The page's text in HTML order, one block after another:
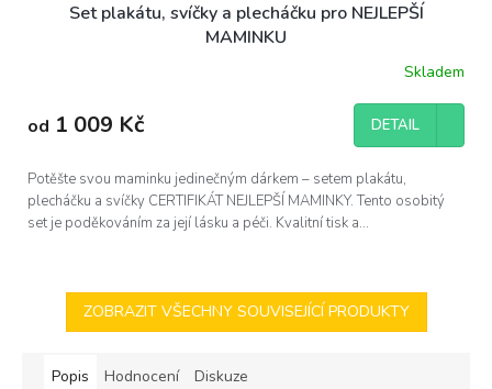
Set plakátu, svíčky a plecháčku pro NEJLEPŠÍ
MAMINKU
produktu
je
z
5
hvězdiček.
Skladem
od 1 009 Kč DETAIL
Potěšte svou maminku jedinečným dárkem – setem plakátu,
plecháčku a svíčky CERTIFIKÁT NEJLEPŠÍ MAMINKY. Tento osobitý
set je poděkováním za její lásku a péči. Kvalitní tisk a...
ZOBRAZIT VŠECHNY SOUVISEJÍCÍ PRODUKTY
Popis Hodnocení Diskuze